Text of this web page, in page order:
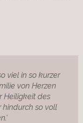
viel in so kurzer
von Herzen
Heiligkeit des
hindurch so voll
'